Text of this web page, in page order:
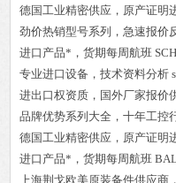
德国工业精密供应，原产证明
劲价热销型号系列，急速报价
进口产品*，货期每周航班
专业进口设备，技术资料分析
进出口权资质，国外厂家报价
品牌优势系列大全，十年工控
德国工业精密供应，原产证明
进口产品*，货期每周航班
上海荆戈欧美原装备件供应商